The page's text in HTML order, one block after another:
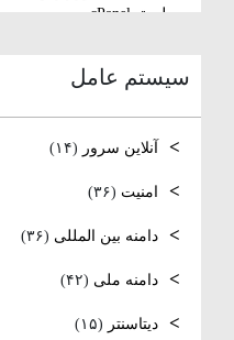
طریق cPanel
نصب و راه اندازی NTP
سیستم عامل
آنلاین سرور (۱۴)
امنیت (۳۶)
دامنه بین المللی (۳۶)
دامنه ملی (۴۲)
دیتاسنتر (۱۵)